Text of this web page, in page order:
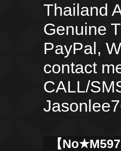
Thailand
Genuine
PayPal,
contact
CALL/
【